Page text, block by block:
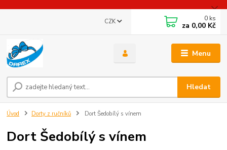
Menu
CZK
Hledat
0 ks
za 0,00 Kč
Úvod Dorty z ručníků Dort Šedobílý s vínem
Dort Šedobílý s vínem